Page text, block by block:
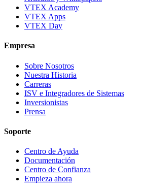
VTEX Academy
VTEX Apps
VTEX Day
Empresa
Sobre Nosotros
Nuestra Historia
Carreras
ISV e Integradores de Sistemas
Inversionistas
Prensa
Soporte
Centro de Ayuda
Documentación
Centro de Confianza
Empieza ahora